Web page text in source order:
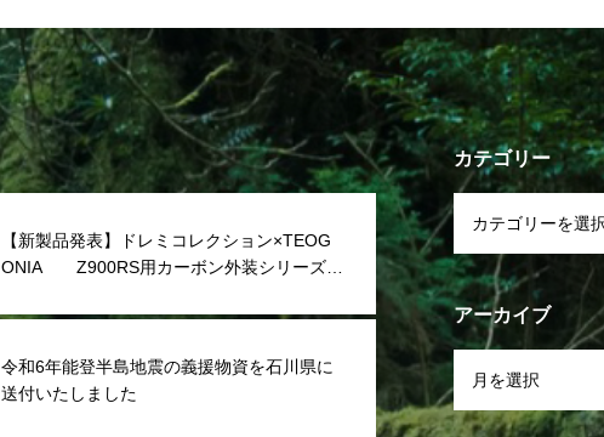
【新製品発表】ドレミコレクション×TEOG
ONIA Z900RS用カーボン外装シリーズを
令和6年能登半島地震の義援物資を石川県に
送付いたしました
カテゴリー
アーカイブ